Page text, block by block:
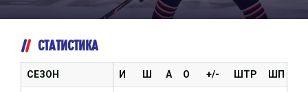
СТАТИСТИКА
И Ш А О +/- ШТР ШП
СЕЗОН